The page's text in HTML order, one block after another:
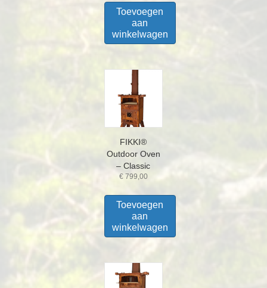
Toevoegen
aan
winkelwagen
FIKKI®
Outdoor Oven
– Classic
€799,00
Toevoegen
aan
winkelwagen